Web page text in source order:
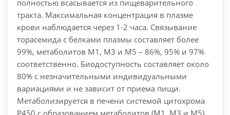
полностью всасывается из пищеварительного
тракта. Максимальная концентрация в плазме
крови наблюдается через 1-2 часа. Связывание
торасемида с белками плазмы составляет более
99%, метаболитов М1, М3 и М5 – 86%, 95% и 97%
соответственно. Биодоступность составляет около
80% с незначительными индивидуальными
вариациями и не зависит от приема пищи.
Метаболизируется в печени системой цитохрома